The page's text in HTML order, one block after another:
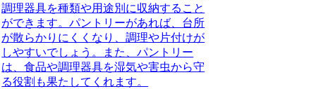
調理器具を種類や用途別に収納すること
ができます。パントリーがあれば、台所
が散らかりにくくなり、調理や片付けが
しやすいでしょう。また、パントリー
は、食品や調理器具を湿気や害虫から守
る役割も果たしてくれます。